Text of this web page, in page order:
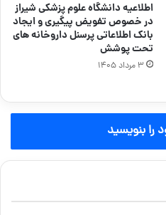
اطلاعیه دانشگاه علوم پزشکی شیراز
در خصوص تفویض پیگیری و ایجاد
بانک اطلاعاتی پرسنل داروخانه های
تحت پوشش
۳ مرداد ۱۴۰۵
را بنویسید